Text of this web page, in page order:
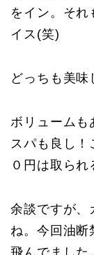
をイン。それ
イス(笑)
どっちも美味
ボリュームも
スパも良し！
０円は取られ
余談ですが、
ね。今回油断